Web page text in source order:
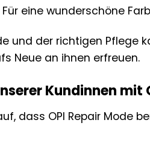
Für eine wunderschöne
und der richtigen
Neue an ihnen erfreuen.
Kundinnen mit
dass OPI Repair Mode